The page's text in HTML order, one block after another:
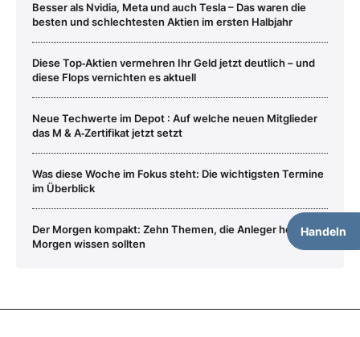
Handeln
Besser als Nvidia, Meta und auch Tesla – Das waren die
besten und schlechtesten Aktien im ersten Halbjahr
Diese Top‑Aktien vermehren Ihr Geld jetzt deutlich – und
diese Flops vernichten es aktuell
Neue Techwerte im Depot : Auf welche neuen Mitglieder
das M & A‑Zertifikat jetzt setzt
Was diese Woche im Fokus steht: Die wichtigsten Termine
im Überblick
Der Morgen kompakt: Zehn Themen, die Anleger heute
Morgen wissen sollten